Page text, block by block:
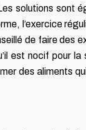
solutions sont
l’exercice
de faire des
est nocif pour
des aliments